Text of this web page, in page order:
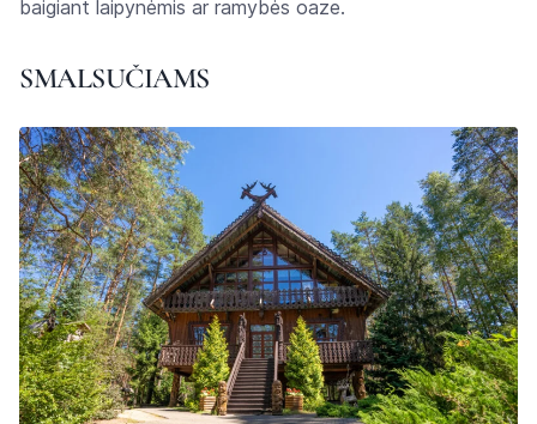
baigiant laipynėmis ar ramybės oaze.
SMALSUČIAMS